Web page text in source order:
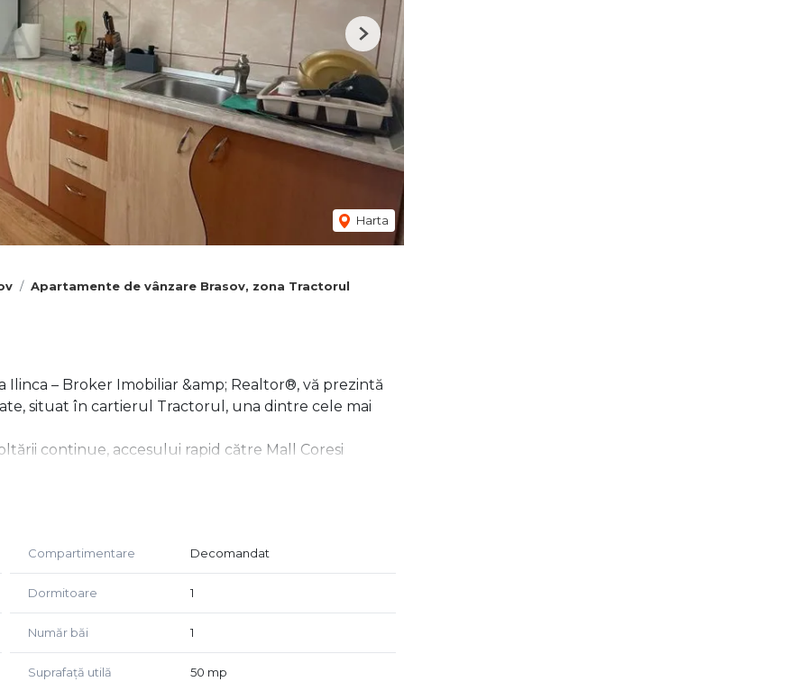
Harta
Next
Apartamente de vânzare Brasov, zona Tractorul
Ilinca – Broker Imobiliar &amp; Realtor®, vă prezintă
situat în cartierul Tractorul, una dintre cele mai
continue, accesului rapid către Mall Coresi
cât și pentru investiție.
întreținere. Cu o suprafață de 55 mp și vedere pe
Compartimentare Decomandat
Dormitoare 1
Număr băi 1
Suprafață utilă 50 mp